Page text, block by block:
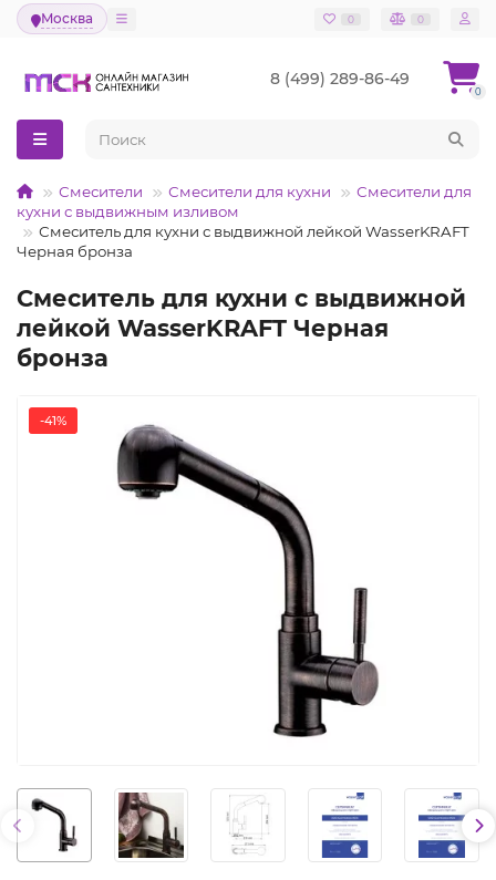
Москва 0 0
8 (499) 289-86-49
0
Смесители Смесители для кухни
Смесители для
кухни с выдвижным изливом
Смеситель для кухни с выдвижной лейкой WasserKRAFT
Черная бронза
Смеситель для кухни с выдвижной
лейкой WasserKRAFT Черная
бронза
-41%